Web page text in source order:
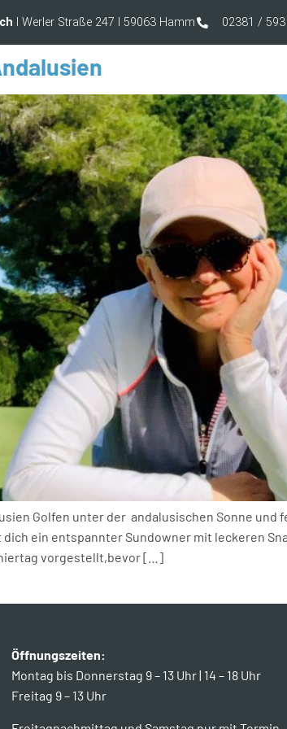
I Werler Straße 247 I 59063 Hamm 02381 /
Golfen unter der andalusischen Sonne
ein entspannter Sundowner mit leckeren
vorgestellt,bevor […]
Öffnungszeiten:
Montag bis Donnerstag 9 – 13 Uhr | 14 – 18 Uhr
Freitag 9 – 13 Uhr